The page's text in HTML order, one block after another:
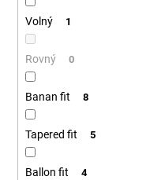
Volný 1
Rovný 0
Banan fit 8
Tapered fit 5
Ballon fit 4